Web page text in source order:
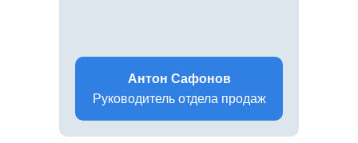
Антон Сафонов
Руководитель отдела продаж